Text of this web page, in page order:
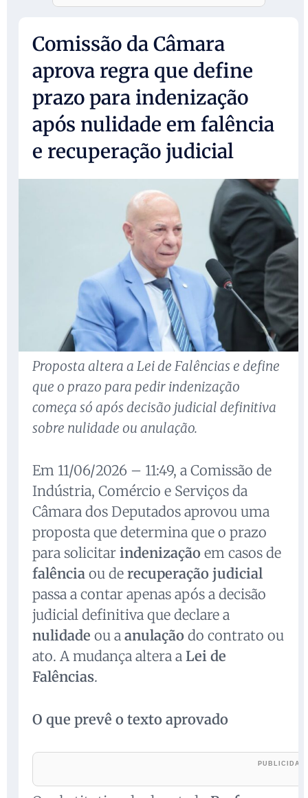
Comissão da Câmara
aprova regra que define
prazo para indenização
após nulidade em falência
e recuperação judicial
Proposta altera a Lei de Falências e define
que o prazo para pedir indenização
começa só após decisão judicial definitiva
sobre nulidade ou anulação.
Em 11/06/2026 – 11:49, a Comissão de
Indústria, Comércio e Serviços da
Câmara dos Deputados aprovou uma
proposta que determina que o prazo
para solicitar indenização em casos de
falência ou de recuperação judicial
passa a contar apenas após a decisão
judicial definitiva que declare a
nulidade ou a anulação do contrato ou
ato. A mudança altera a Lei de
Falências.
O que prevê o texto aprovado